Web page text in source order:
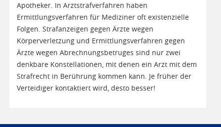
Apotheker. In Arztstrafverfahren haben
Ermittlungsverfahren für Mediziner oft existenzielle
Folgen. Strafanzeigen gegen Ärzte wegen
Körperverletzung und Ermittlungsverfahren gegen
Ärzte wegen Abrechnungsbetruges sind nur zwei
denkbare Konstellationen, mit denen ein Arzt mit dem
Strafrecht in Berührung kommen kann. Je früher der
Verteidiger kontaktiert wird, desto besser!